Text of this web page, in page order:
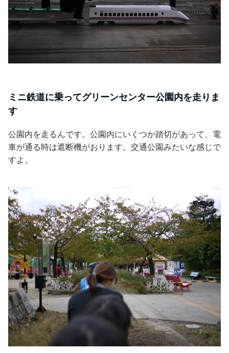
ミニ鉄道に乗ってグリーンセンター公園内を走りま
す
公園内を走るんです。公園内にいくつか踏切があって、電
車が通る時は遮断機がおります。交通公園みたいな感じで
すよ。